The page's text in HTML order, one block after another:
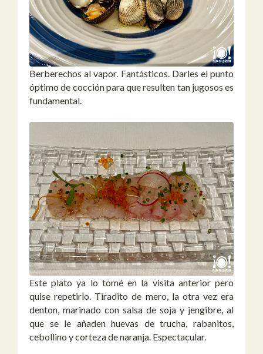
Berberechos al vapor. Fantásticos. Darles el punto
óptimo de cocción para que resulten tan jugosos es
fundamental.
Este plato ya lo tomé en la visita anterior pero
quise repetirlo. Tiradito de mero, la otra vez era
denton, marinado con salsa de soja y jengibre, al
que se le añaden huevas de trucha, rabanitos,
cebollino y corteza de naranja. Espectacular.